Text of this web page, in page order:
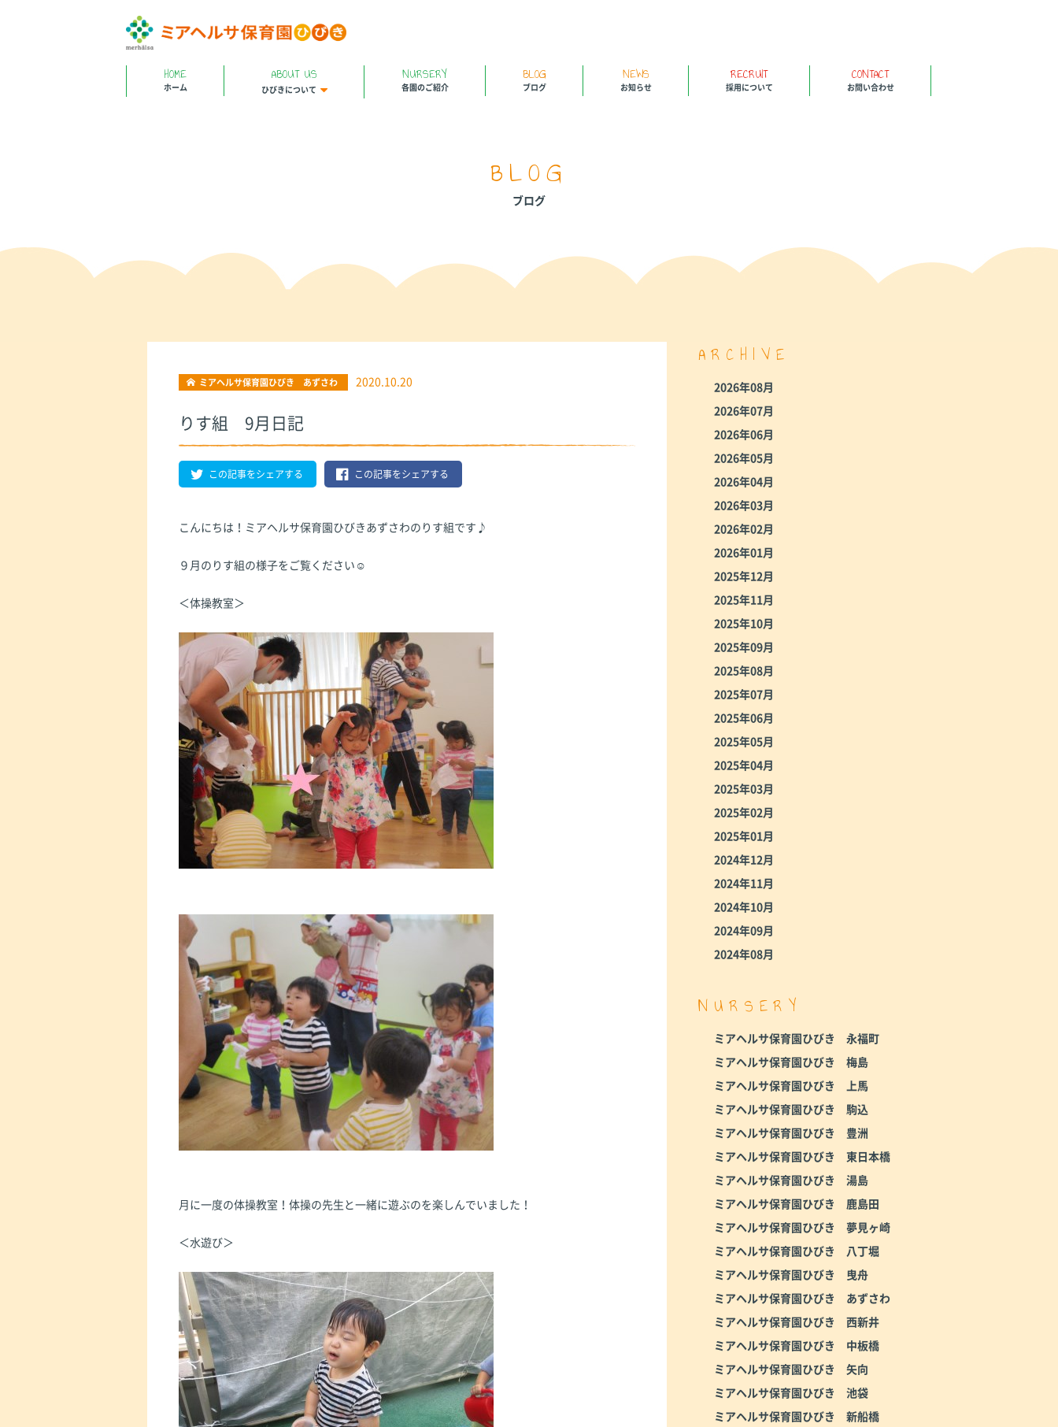
HOME
ホーム
ABOUT US
ひびきについて
NURSERY
各園のご紹介
BLOG
ブログ
NEWS
お知らせ
RECRUIT
採用について
CONTACT
お問い合わせ
BLOG
ブログ
ミアヘルサ保育園ひびき あずさわ 2020.10.20
りす組 9月日記
この記事をシェアする この記事をシェアする
こんにちは！ミアヘルサ保育園ひびきあずさわのりす組です♪
９月のりす組の様子をご覧ください☺
＜体操教室＞
月に一度の体操教室！体操の先生と一緒に遊ぶのを楽しんでいました！
＜水遊び＞
ARCHIVE
2026年08月
2026年07月
2026年06月
2026年05月
2026年04月
2026年03月
2026年02月
2026年01月
2025年12月
2025年11月
2025年10月
2025年09月
2025年08月
2025年07月
2025年06月
2025年05月
2025年04月
2025年03月
2025年02月
2025年01月
2024年12月
2024年11月
2024年10月
2024年09月
2024年08月
NURSERY
ミアヘルサ保育園ひびき 永福町
ミアヘルサ保育園ひびき 梅島
ミアヘルサ保育園ひびき 上馬
ミアヘルサ保育園ひびき 駒込
ミアヘルサ保育園ひびき 豊洲
ミアヘルサ保育園ひびき 東日本橋
ミアヘルサ保育園ひびき 湯島
ミアヘルサ保育園ひびき 鹿島田
ミアヘルサ保育園ひびき 夢見ヶ崎
ミアヘルサ保育園ひびき 八丁堀
ミアヘルサ保育園ひびき 曳舟
ミアヘルサ保育園ひびき あずさわ
ミアヘルサ保育園ひびき 西新井
ミアヘルサ保育園ひびき 中板橋
ミアヘルサ保育園ひびき 矢向
ミアヘルサ保育園ひびき 池袋
ミアヘルサ保育園ひびき 新船橋